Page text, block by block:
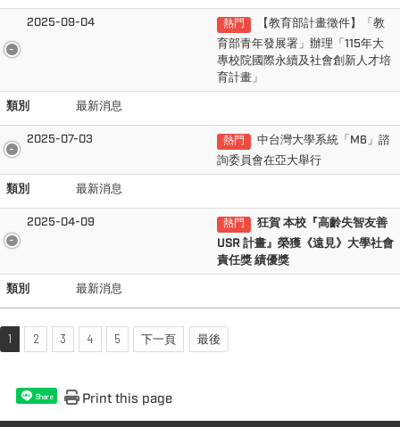
2025-09-04 熱門
【教育部計畫徵件】「教
育部青年發展署」辦理「115年大
專校院國際永續及社會創新人才培
育計畫」
類別
最新消息
2025-07-03 熱門
中台灣大學系統「M6」諮
詢委員會在亞大舉行
類別
最新消息
2025-04-09 熱門
狂賀 本校『高齡失智友善
USR 計畫』 榮獲《遠見》大學社會
責任獎 績優獎
類別
最新消息
1 2 3 4 5 下一頁 最後
Share Print this page